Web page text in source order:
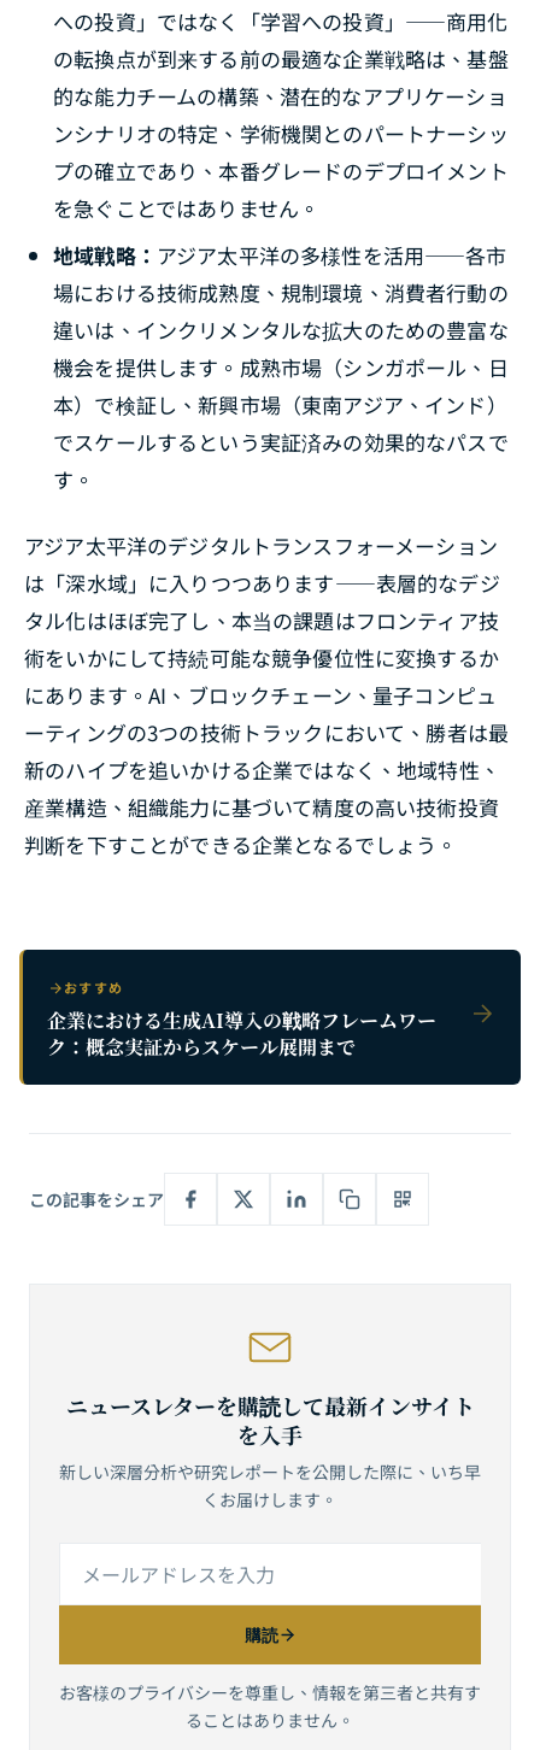
への投資」ではなく「学習への投資」――商用化
の転換点が到来する前の最適な企業戦略は、基盤
的な能力チームの構築、潜在的なアプリケーショ
ンシナリオの特定、学術機関とのパートナーシッ
プの確立であり、本番グレードのデプロイメント
を急ぐことではありません。
地域戦略： アジア太平洋の多様性を活用――各市
場における技術成熟度、規制環境、消費者行動の
違いは、インクリメンタルな拡大のための豊富な
機会を提供します。成熟市場（シンガポール、日
本）で検証し、新興市場（東南アジア、インド）
でスケールするという実証済みの効果的なパスで
す。
アジア太平洋のデジタルトランスフォーメーション
は「深水域」に入りつつあります――表層的なデジ
タル化はほぼ完了し、本当の課題はフロンティア技
術をいかにして持続可能な競争優位性に変換するか
にあります。AI、ブロックチェーン、量子コンピュ
ーティングの3つの技術トラックにおいて、勝者は最
新のハイプを追いかける企業ではなく、地域特性、
産業構造、組織能力に基づいて精度の高い技術投資
判断を下すことができる企業となるでしょう。
おすすめ
企業における生成AI導入の戦略フレームワー
ク：概念実証からスケール展開まで
この記事をシェア
ニュースレターを購読して最新インサイト
を入手
新しい深層分析や研究レポートを公開した際に、いち早
くお届けします。
購読
お客様のプライバシーを尊重し、情報を第三者と共有す
ることはありません。